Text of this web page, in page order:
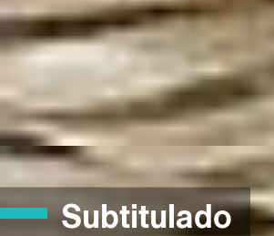
Subtitulado